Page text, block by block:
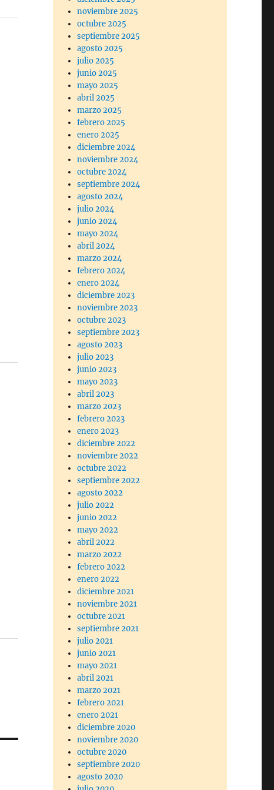
noviembre 2025
octubre 2025
septiembre 2025
agosto 2025
julio 2025
junio 2025
mayo 2025
abril 2025
marzo 2025
febrero 2025
enero 2025
diciembre 2024
noviembre 2024
octubre 2024
septiembre 2024
agosto 2024
julio 2024
junio 2024
mayo 2024
abril 2024
marzo 2024
febrero 2024
enero 2024
diciembre 2023
noviembre 2023
octubre 2023
septiembre 2023
agosto 2023
julio 2023
junio 2023
mayo 2023
abril 2023
marzo 2023
febrero 2023
enero 2023
diciembre 2022
noviembre 2022
octubre 2022
septiembre 2022
agosto 2022
julio 2022
junio 2022
mayo 2022
abril 2022
marzo 2022
febrero 2022
enero 2022
diciembre 2021
noviembre 2021
octubre 2021
septiembre 2021
julio 2021
junio 2021
mayo 2021
abril 2021
marzo 2021
febrero 2021
enero 2021
diciembre 2020
noviembre 2020
octubre 2020
septiembre 2020
agosto 2020